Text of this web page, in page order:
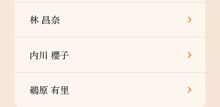
林 昌奈
内川 櫻子
鵜原 有里